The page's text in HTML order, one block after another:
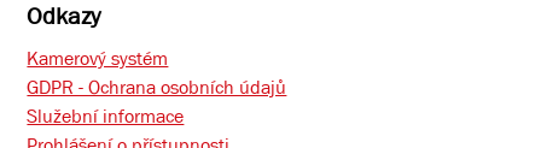
Odkazy
Kamerový systém
GDPR - Ochrana osobních údajů
Služební informace